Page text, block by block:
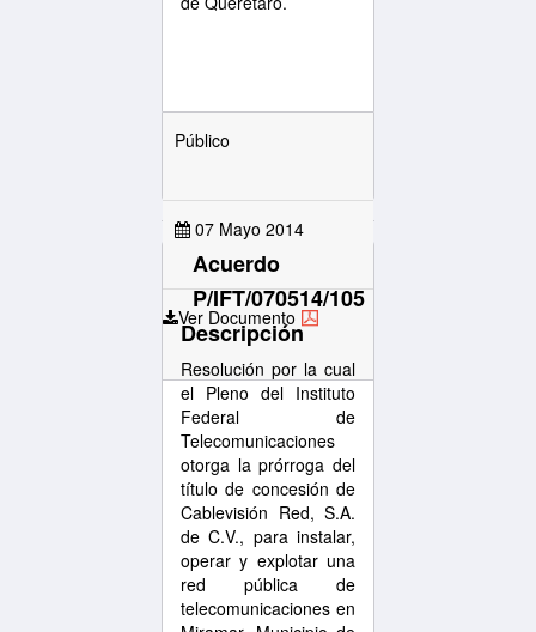
Público
07 Mayo 2014
Ver Documento
Acuerdo
P/IFT/070514/105
Descripción
Resolución por la cual
el Pleno del Instituto
Federal de
Telecomunicaciones
otorga la prórroga del
título de concesión de
Cablevisión Red, S.A.
de C.V., para instalar,
operar y explotar una
red pública de
telecomunicaciones en